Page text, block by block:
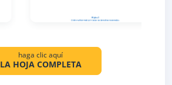
haga clic aquí
LA HOJA COMPLETA